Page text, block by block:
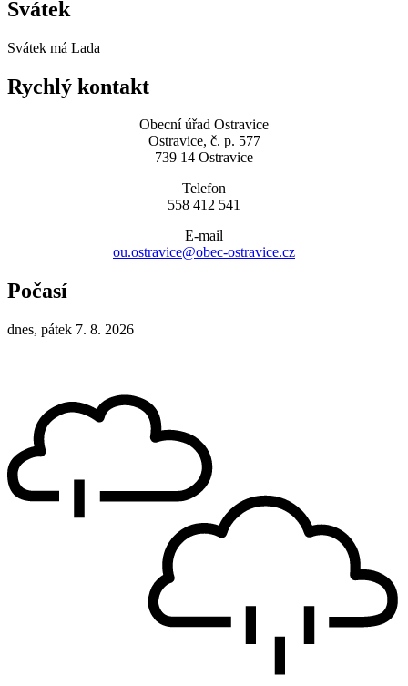
Svátek
Svátek má Lada
Rychlý kontakt
Obecní úřad Ostravice
Ostravice, č. p. 577
739 14 Ostravice
Telefon
558 412 541
E-mail
ou.ostravice@obec-ostravice.cz
Počasí
dnes, pátek 7. 8. 2026